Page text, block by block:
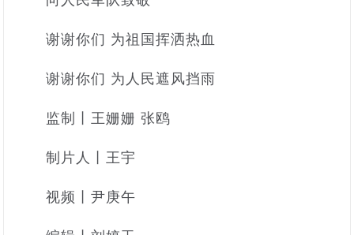
谢谢你们 为祖国挥洒热血
谢谢你们 为人民遮风挡雨
监制丨王姗姗 张鸥
制片人丨王宇
视频丨尹庚午